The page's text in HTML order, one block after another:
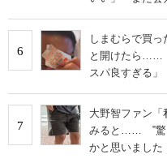
6
しまむらで買
と開けたら……
スパ良すぎる」
7
大野智ファン
みると…… ‟驚
かと思いました